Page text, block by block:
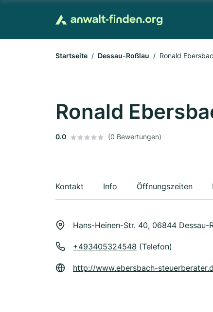
Startseite Dessau-Roßlau Ronald
Ronald
0.0 (0 Bewertungen)
Kontakt Info Öffnungszeiten
Hans-Heinen-Str. 40, 06844 Dessau-
+493405324548 (Telefon)
http://www.ebersbach-